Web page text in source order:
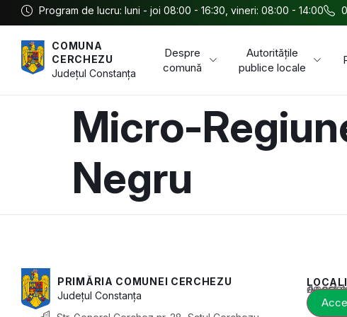
Program de lucru: luni - joi 08:00 - 16:30, vineri: 08:00 - 14:00
COMUNA
CERCHEZU
JudețulConstanța
Despre
comună
Autoritățile
publice locale
Micro-
Negru
PRIMĂRIA COMUNEI CERCHEZU
JudețulConstanța
Acest conținut este blocat până când acceptați